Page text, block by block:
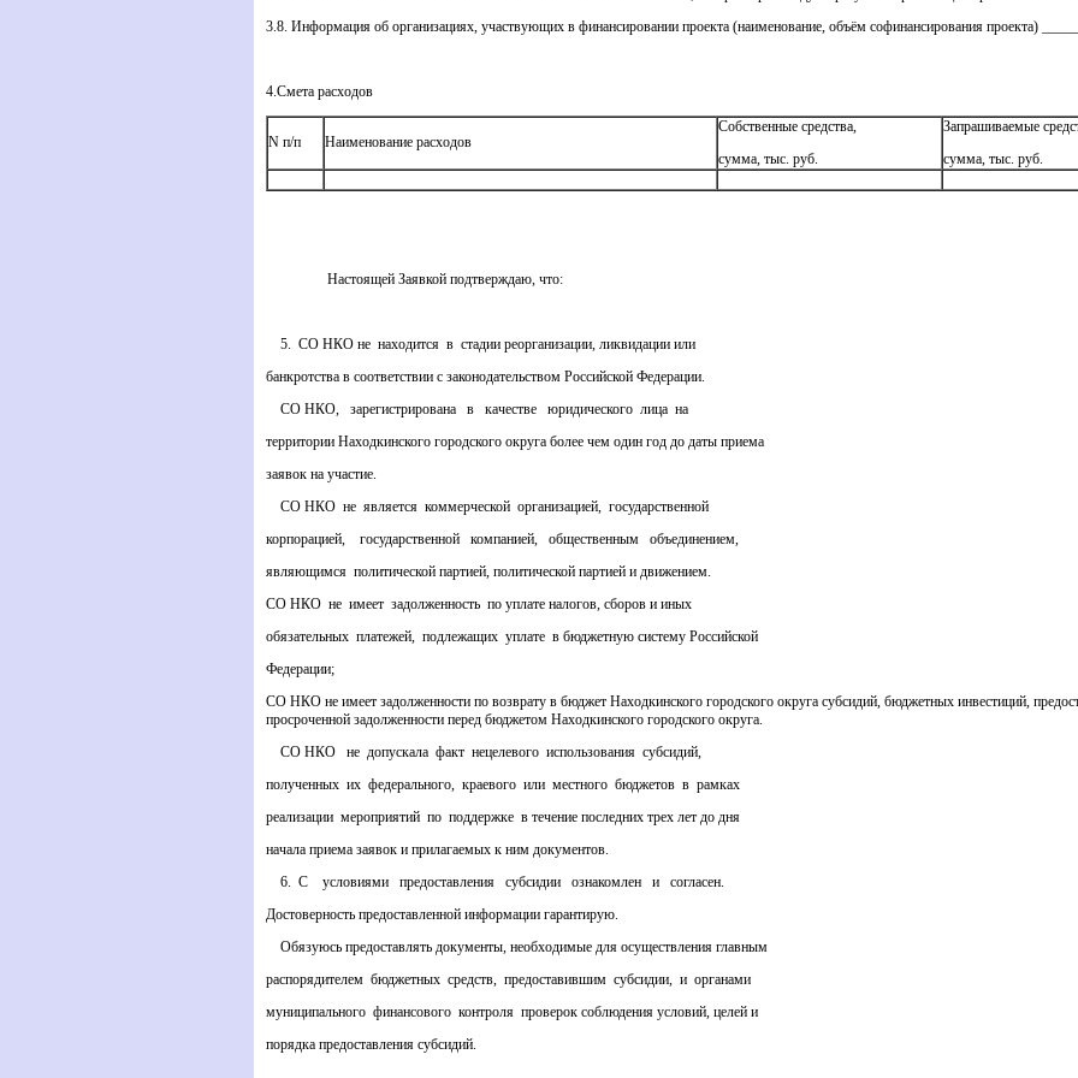
3.8. Информация об организациях, участвующих в финансировании проекта (наименование, объём софинансирования проекта)
4.Смета расходов
N п/п Наименование расходов
Собственные средства,
сумма, тыс. руб.
Запрашиваемые
сумма, тыс. руб.
Настоящей Заявкой подтверждаю, что:
5. СО НКО не находится в стадии реорганизации, ликвидации или
банкротства в соответствии с законодательством Российской Федерации.
СО НКО, зарегистрирована в качестве юридического лица на
территории Находкинского городского округа более чем один год до даты приема
заявок на участие.
СО НКО не является коммерческой организацией, государственной
корпорацией, государственной компанией, общественным объединением,
являющимся политической партией, политической партией и движением.
СО НКО не имеет задолженность по уплате налогов, сборов и иных
обязательных платежей, подлежащих уплате в бюджетную систему Российской
Федерации;
СО НКО не имеет задолженности по возврату в бюджет Находкинского городского округа субсидий, бюджетных инвестиций,
просроченной задолженности перед бюджетом Находкинского городского округа.
СО НКО не допускала факт нецелевого использования субсидий,
полученных их федерального, краевого или местного бюджетов в рамках
реализации мероприятий по поддержке в течение последних трех лет до дня
начала приема заявок и прилагаемых к ним документов.
6. С условиями предоставления субсидии ознакомлен и согласен.
Достоверность предоставленной информации гарантирую.
Обязуюсь предоставлять документы, необходимые для осуществления главным
распорядителем бюджетных средств, предоставившим субсидии, и органами
муниципального финансового контроля проверок соблюдения условий, целей и
порядка предоставления субсидий.